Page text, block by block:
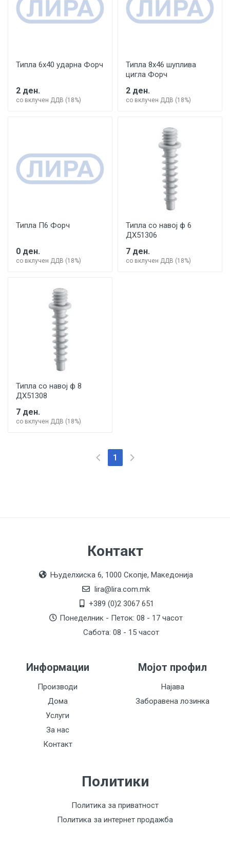
Типла 6х40 ударна Форч
2 ден.
со вклучен ДДВ (18%)
Типла 8х46 шуплива
цигла Форч
2 ден.
со вклучен ДДВ (18%)
Типла П6 Форч
0 ден.
со вклучен ДДВ (18%)
Типла со навој ф 6
ДХ51306
7 ден.
со вклучен ДДВ (18%)
Типла со навој ф 8
ДХ51308
7 ден.
со вклучен ДДВ (18%)
1 (current)
Контакт
Њуделхиска 6, 1000 Скопје, Македонија
lira@lira.com.mk
+389 (0)2 3067 651
Понеделник - Петок: 08 - 17 часот
Сабота: 08 - 15 часот
Информации
Производи
Дома
Услуги
За нас
Контакт
Мојот профил
Најава
Заборавена лозинка
Политики
Политика за приватност
Политика за интернет продажба